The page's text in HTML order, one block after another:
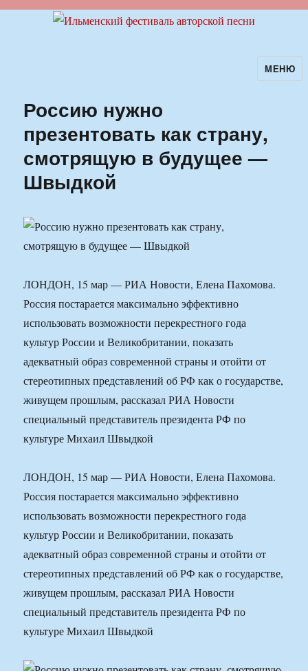
Ильменский фестиваль авторскойМЕНЮ
Россию нужно
презентовать как страну,
смотрящую в будущее —
Швыдкой
ЛОНДОН, 15 мар — РИА Новости, Елена Пахомова.
Россия постарается максимально эффективно
использовать возможности перекрестного года
культур России и Великобритании, показать
адекватный образ современной страны и отойти от
стереотипных представлений об РФ как о государстве,
живущем прошлым, рассказал РИА Новости
специальный представитель президента РФ по
культуре Михаил Швыдкой
ЛОНДОН, 15 мар — РИА Новости, Елена Пахомова.
Россия постарается максимально эффективно
использовать возможности перекрестного года
культур России и Великобритании, показать
адекватный образ современной страны и отойти от
стереотипных представлений об РФ как о государстве,
живущем прошлым, рассказал РИА Новости
специальный представитель президента РФ по
культуре Михаил Швыдкой